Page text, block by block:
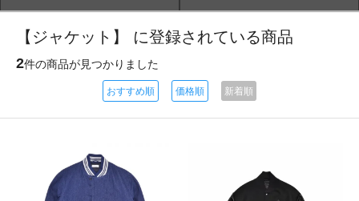
【ジャケット】 に登録されている商品
2件の商品が見つかりました
おすすめ順 価格順 新着順